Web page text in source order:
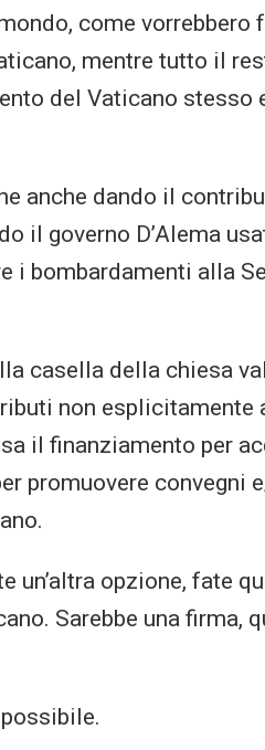
come vorrebbero
mentre tutto il
del Vaticano stesso
anche dando il
il governo D’Alema
i bombardamenti alla
casella della chiesa
non esplicitamente
il finanziamento per
promuovere convegni
un’altra opzione, fate
Sarebbe una firma,